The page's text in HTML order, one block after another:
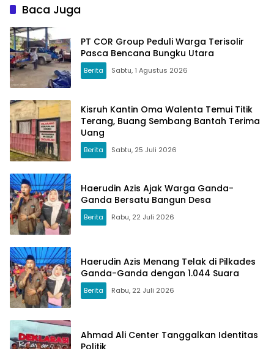
Baca Juga
PT COR Group Peduli Warga Terisolir
Pasca Bencana Bungku Utara
Berita Sabtu, 1 Agustus 2026
Kisruh Kantin Oma Walenta Temui Titik
Terang, Buang Sembang Bantah Terima
Uang
Berita Sabtu, 25 Juli 2026
Haerudin Azis Ajak Warga Ganda-
Ganda Bersatu Bangun Desa
Berita Rabu, 22 Juli 2026
Haerudin Azis Menang Telak di Pilkades
Ganda-Ganda dengan 1.044 Suara
Berita Rabu, 22 Juli 2026
Ahmad Ali Center Tanggalkan Identitas